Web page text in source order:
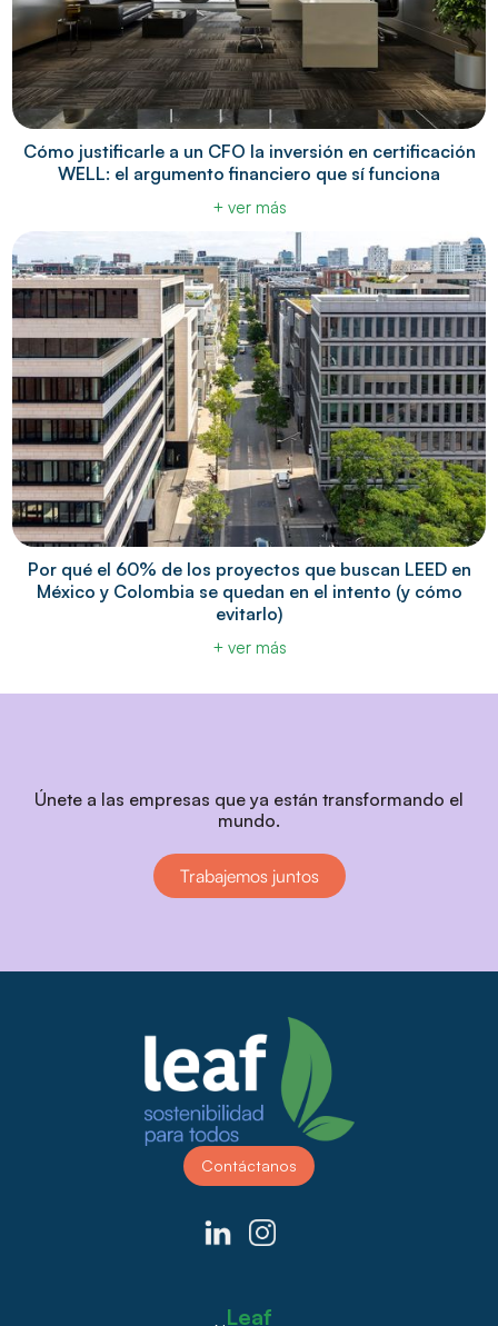
Cómo justificarle a un CFO la inversión en certificación
WELL: el argumento financiero que sí funciona
+ ver más
Por qué el 60% de los proyectos que buscan LEED en
México y Colombia se quedan en el intento (y cómo
evitarlo)
+ ver más
Únete a las empresas que ya están transformando el
mundo.
Trabajemos juntos
Contáctanos
Leaf